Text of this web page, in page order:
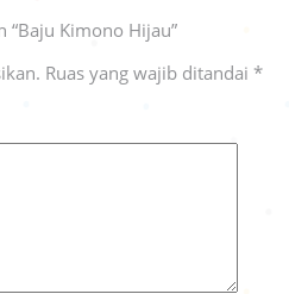
“Baju Kimono Hijau”
Ruas yang wajib ditandai *